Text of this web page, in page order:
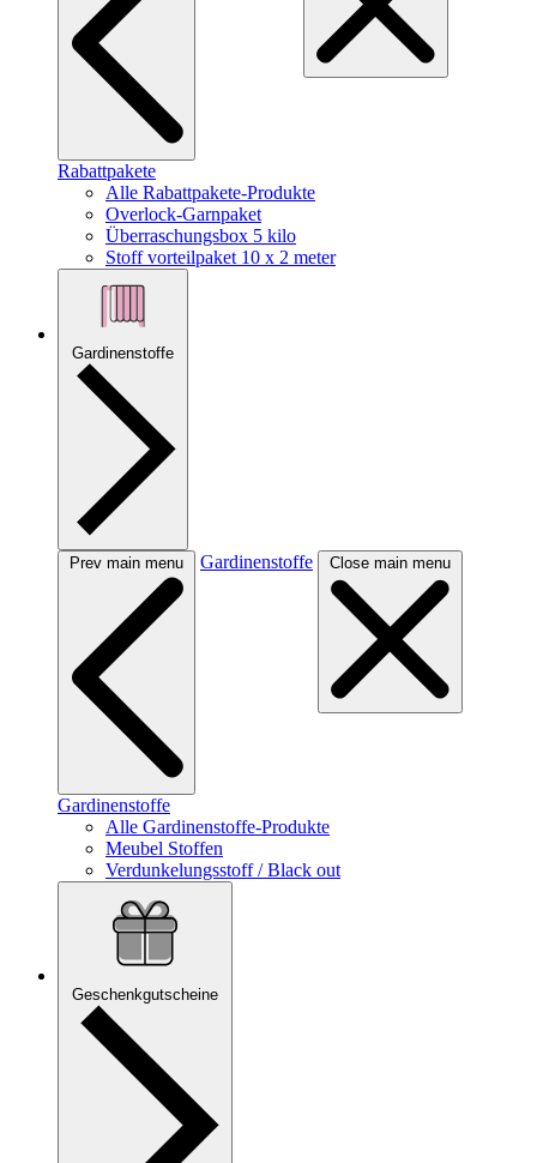
Rabattpakete
Alle Rabattpakete-Produkte
Overlock-Garnpaket
Überraschungsbox 5 kilo
Stoff vorteilpaket 10 x 2 meter
Gardinenstoffe
Prev main menu Gardinenstoffe Close main menu
Gardinenstoffe
Alle Gardinenstoffe-Produkte
Meubel Stoffen
Verdunkelungsstoff / Black out
Geschenkgutscheine